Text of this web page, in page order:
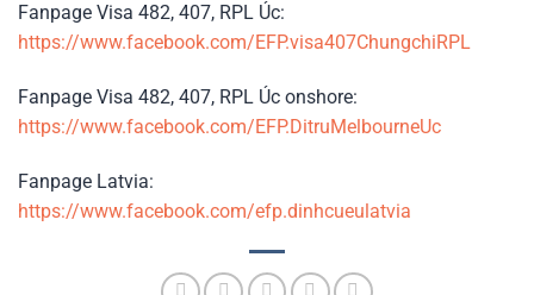
Fanpage Visa 482, 407, RPL Úc:
https://www.facebook.com/EFP.visa407ChungchiRPL
Fanpage Visa 482, 407, RPL Úc onshore:
https://www.facebook.com/EFP.DitruMelbourneUc
Fanpage Latvia:
https://www.facebook.com/efp.dinhcueulatvia